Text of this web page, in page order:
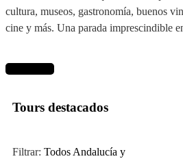
cultura, museos, gastronomía, buenos
cine y más. Una parada imprescindible
Ver destino
Tours destacados
Filtrar: Todos Andalucía y